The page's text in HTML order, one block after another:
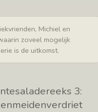
Michiel en
zoveel mogelijk
is de uitkomst.
3: